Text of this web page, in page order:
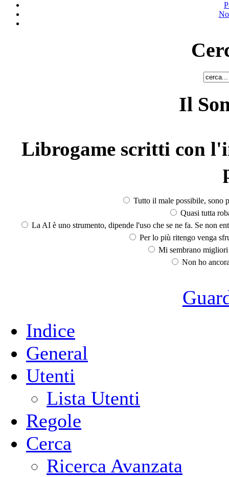
Il
Librogame scritti con
Tutto il male possibile, sono
Quasi tutta
La AI è uno strumento, dipende l'uso che se ne fa. Se non
Per lo più ritengo venga
Mi sembrano
Non ho
Indice
General
Utenti
Lista Utenti
Regole
Cerca
Ricerca Avanzata